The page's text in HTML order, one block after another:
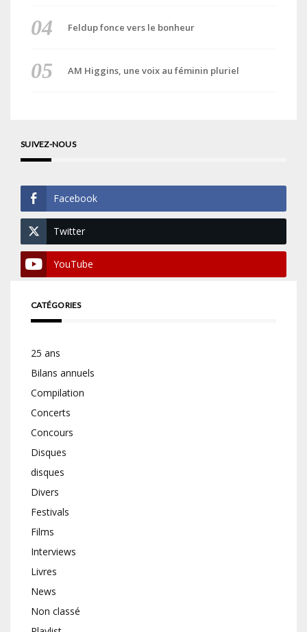
Feldup fonce vers le bonheur
AM Higgins, une voix au féminin pluriel
SUIVEZ-NOUS
Facebook
Twitter
YouTube
CATÉGORIES
25 ans
Bilans annuels
Compilation
Concerts
Concours
Disques
disques
Divers
Festivals
Films
Interviews
Livres
News
Non classé